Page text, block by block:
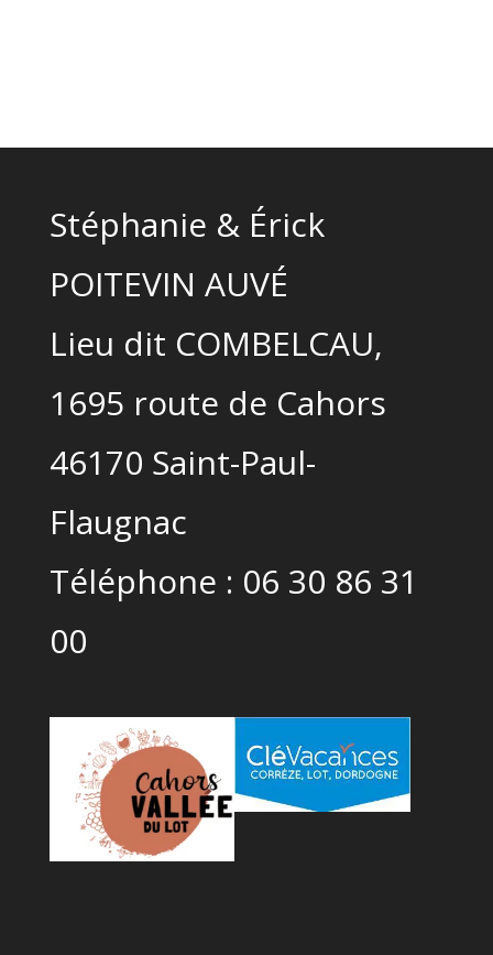
Stéphanie & Érick
POITEVIN AUVÉ
Lieu dit COMBELCAU,
1695 route de Cahors
46170 Saint-Paul-
Flaugnac
Téléphone : 06 30 86 31
00